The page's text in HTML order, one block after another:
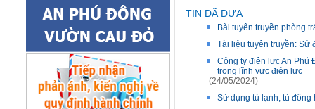
TIN ĐÃ ĐƯA
Bài tuyên truyền phòng
Tài liệu tuyên truyền: Sử
Công ty điện lực An Phú
trong lĩnh vực điện lực
(24/05/2024)
Sử dụng tủ lạnh, tủ đông